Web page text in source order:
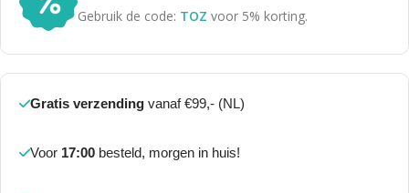
Gebruik de code: TOZ voor 5% korting.
Gratis verzending vanaf €99,- (NL)
Voor 17:00 besteld, morgen in huis!